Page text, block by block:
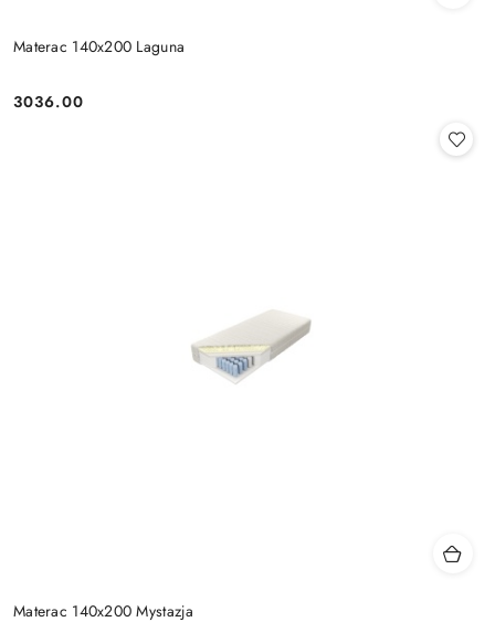
Materac 140x200 Laguna
Cena:
3036.00
Materac 140x200 Mystazja